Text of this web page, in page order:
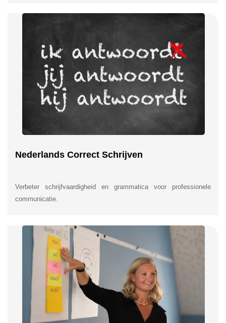
Nederlands Correct Schrijven
Verbeter schrijfvaardigheid en grammatica voor professionele
communicatie.